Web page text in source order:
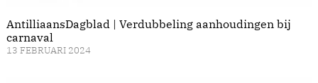
AntilliaansDagblad | Verdubbeling aanhoudingen bij
carnaval
13 FEBRUARI 2024